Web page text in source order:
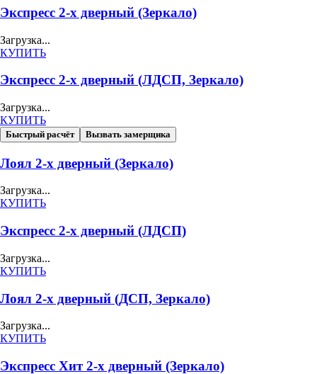
Экспресс 2-х дверный (Зеркало)
Загрузка...
КУПИТЬ
Экспресс 2-х дверный (ЛДСП, Зеркало)
Загрузка...
КУПИТЬ
Быстрый расчёт Вызвать замерщика
Лоял 2-х дверный (Зеркало)
Загрузка...
КУПИТЬ
Экспресс 2-х дверный (ЛДСП)
Загрузка...
КУПИТЬ
Лоял 2-х дверный (ДСП, Зеркало)
Загрузка...
КУПИТЬ
Экспресс Хит 2-х дверный (Зеркало)